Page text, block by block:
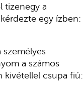
tizenegy a
egy ízben:
személyes
a számos
kivétellel csupa fiú: